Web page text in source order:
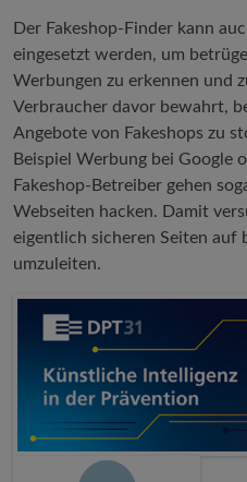
Der Fakeshop-Finder kann
eingesetzt werden, um
Werbungen zu erkennen und
Verbraucher davor bewahrt,
Angebote von Fakeshops zu
Beispiel Werbung bei Google
Fakeshop-Betreiber gehen
Webseiten hacken. Damit
eigentlich sicheren Seiten auf
umzuleiten.